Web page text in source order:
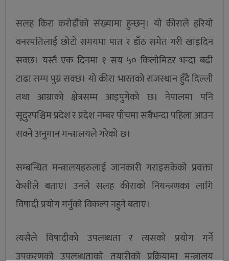
सलह किरा करोडौंको संख्यामा हुन्छन्। यो कीराले हरियो
वनस्पतिलाई छोटो समयमा पात र डाँठ समेत गरी खाइदिन
सक्छ। यस्तै एक दिनमा १ सय ५० किलोमिटर भन्दा बढी
टाढा सम्म पुग्न सक्छ। यो कीरा भारतको राजस्थान हुँदै दिल्ली
तथा आग्राको क्षेत्रसम्म आइपुगेको छ। नेपालमा पनि
सूदुरपश्चिम प्रदेश र प्रदेश नम्बर पाँचमा सबैभन्दा पहिला आउन
सक्ने अनुमान मन्त्रालयले गरेको छ।
सम्बन्धित मन्त्रालयहरुलाई जानकारी गराइसकेको प्रवक्ता
केसीले बताए। उनले सलह कीराको नियन्त्रणका लागि
विषादी प्रयोग गर्नुको विकल्प नहुने बताए।
त्यसैले विषादीको उपलब्धता र त्यसको प्रयोग गर्ने
उपकरणको उपलब्धताको तयारीको प्रक्रियामा मन्त्रालय